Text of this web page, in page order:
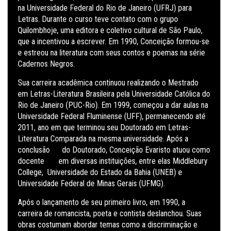
na Universidade Federal do Rio de Janeiro (UFRJ) para
Letras. Durante o curso teve contato com o grupo
Quilombhoje, uma editora e coletivo cultural de São Paulo,
que a incentivou a escrever. Em 1990, Conceição formou-se
e estreou na literatura com seus contos e poemas na série
Cadernos Negros.
Sua carreira acadêmica continuou realizando o Mestrado
em Letras-Literatura Brasileira pela Universidade Católica do
Rio de Janeiro (PUC-Rio). Em 1999, começou a dar aulas na
Universidade Federal Fluminense (UFF), permanecendo até
2011, ano em que terminou seu Doutorado em Letras-
Literatura Comparada na mesma universidade. Após a
conclusão do Doutorado, Conceição Evaristo atuou como
docente em diversas instituições, entre elas Middlebury
College, Universidade do Estado da Bahia (UNEB) e
Universidade Federal de Minas Gerais (UFMG).
Após o lançamento de seu primeiro livro, em 1990, a
carreira de romancista, poeta e contista deslanchou. Suas
obras costumam abordar temas como a discriminação e